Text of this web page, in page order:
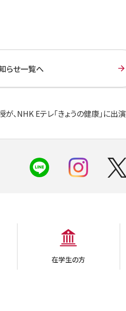
らせ一覧へ
、NHK Eテレ「きょうの健康」に出演
在学生の方